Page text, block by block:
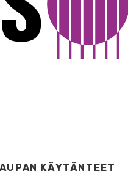
KÄYTÄNTEET